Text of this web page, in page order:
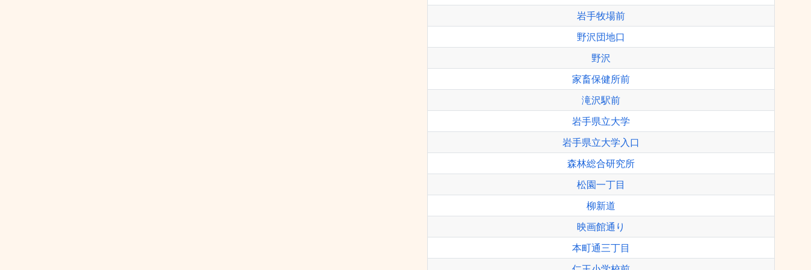
岩手牧場前
野沢団地口
野沢
家畜保健所前
滝沢駅前
岩手県立大学
岩手県立大学入口
森林総合研究所
松園一丁目
柳新道
映画館通り
本町通三丁目